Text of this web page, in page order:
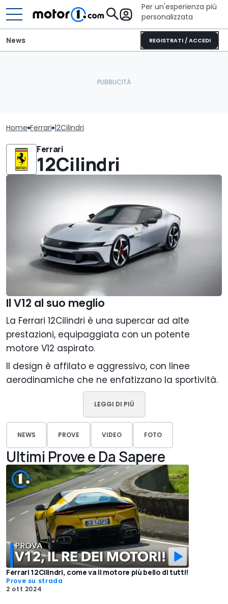
Per un'esperienza più
personalizzata
REGISTRATI / ACCEDI
News
Home Ferrari 12Cilindri
Ferrari
12Cilindri
Il V12 al suo meglio
La Ferrari 12Cilindri è una supercar ad alte
prestazioni, equipaggiata con un potente
motore V12 aspirato.
Il design è affilato e aggressivo, con linee
aerodinamiche che ne enfatizzano la sportività.
LEGGI DI PIÙ
NEWS PROVE VIDEO FOTO
Ultimi Prove e Da Sapere
Ferrari 12Cilindri, come va il motore più bello di tutti!
Prove su strada
2 ott 2024